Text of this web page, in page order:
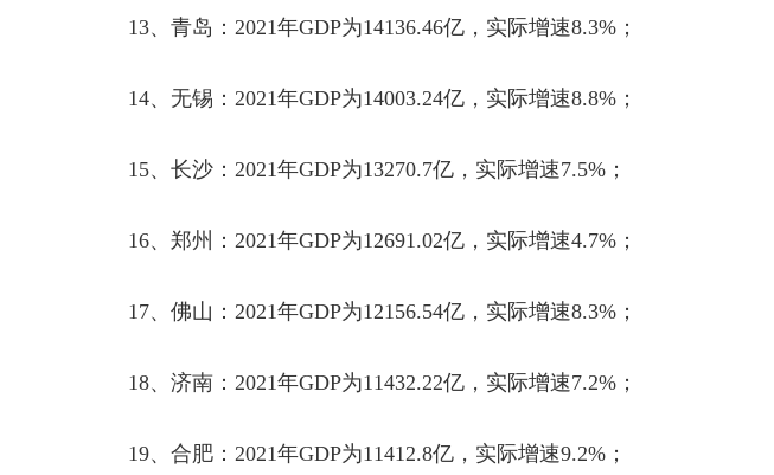
13、青岛： 2021年GDP为14136.46亿，实际增速8.3% ；
14、无锡： 2021年GDP为14003.24亿，实际增速8.8% ；
15、长沙： 2021年GDP为13270.7亿，实际增速7.5% ；
16、郑州： 2021年GDP为12691.02亿，实际增速4.7% ；
17、佛山： 2021年GDP为12156.54亿，实际增速8.3% ；
18、济南： 2021年GDP为11432.22亿，实际增速7.2% ；
19、合肥： 2021年GDP为11412.8亿，实际增速9.2% ；